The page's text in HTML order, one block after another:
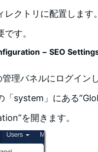
レクトリに配置します
す。
− SEO
理パネルにログインし
「system」にある
を開きます。